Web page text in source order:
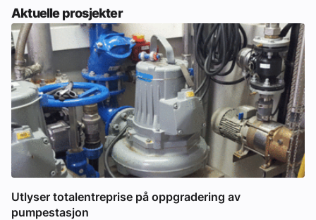
Aktuelle prosjekter
Utlyser totalentreprise på oppgradering av
pumpestasjon